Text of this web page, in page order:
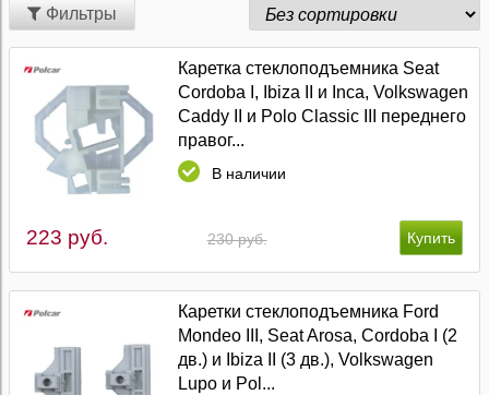
Фильтры
Каретка стеклоподъемника Seat
Cordoba I, Ibiza II и Inca, Volkswagen
Caddy II и Polo Classic III переднего
правог...
В наличии
230 руб.
223 руб.
Каретки стеклоподъемника Ford
Mondeo III, Seat Arosa, Cordoba I (2
дв.) и Ibiza II (3 дв.), Volkswagen
Lupo и Pol...